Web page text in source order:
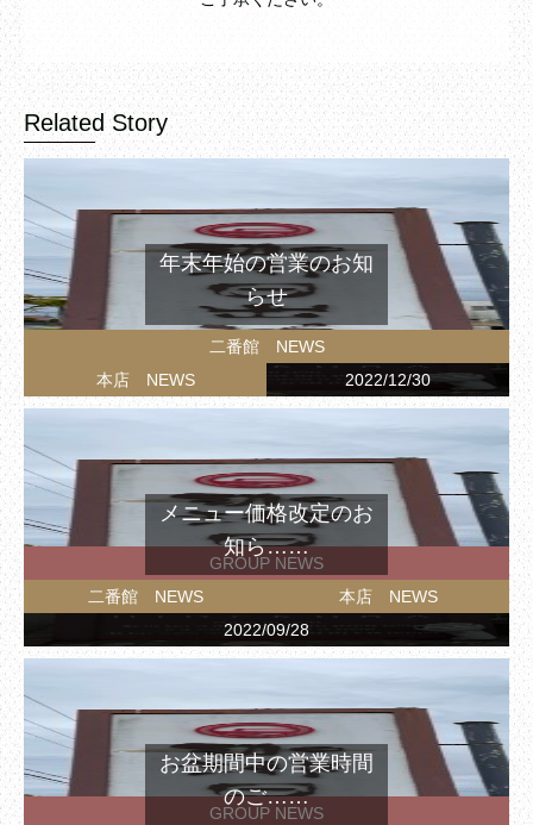
Related Story
二番館 NEWS
本店 NEWS
2022/12/30
年末年始の営業のお知
らせ
GROUP NEWS
二番館 NEWS
本店 NEWS
2022/09/28
メニュー価格改定のお
知ら……
GROUP NEWS
お盆期間中の営業時間
のご……